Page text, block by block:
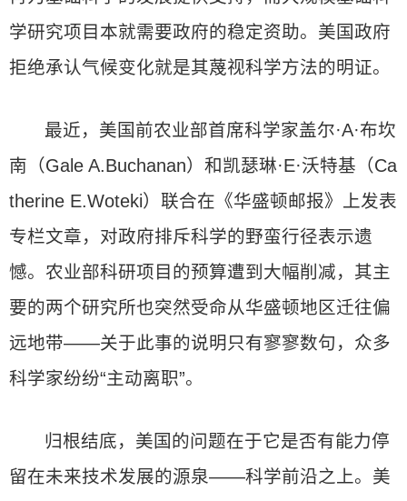
学研究项目本就需要政府的稳定资助。美国政府
拒绝承认气候变化就是其蔑视科学方法的明证。
最近，美国前农业部首席科学家盖尔·A·布坎
南（Gale A.Buchanan）和凯瑟琳·E·沃特基（Ca
therine E.Woteki）联合在《华盛顿邮报》上发表
专栏文章，对政府排斥科学的野蛮行径表示遗
憾。农业部科研项目的预算遭到大幅削减，其主
要的两个研究所也突然受命从华盛顿地区迁往偏
远地带——关于此事的说明只有寥寥数句，众多
科学家纷纷“主动离职”。
归根结底，美国的问题在于它是否有能力停
留在未来技术发展的源泉——科学前沿之上。美